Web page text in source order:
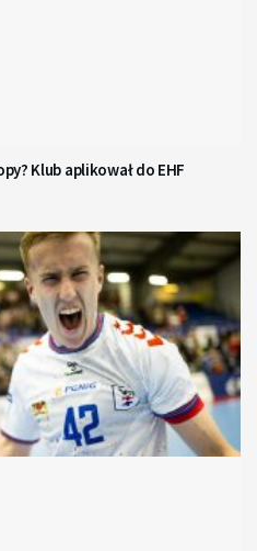
Klub aplikował do EHF